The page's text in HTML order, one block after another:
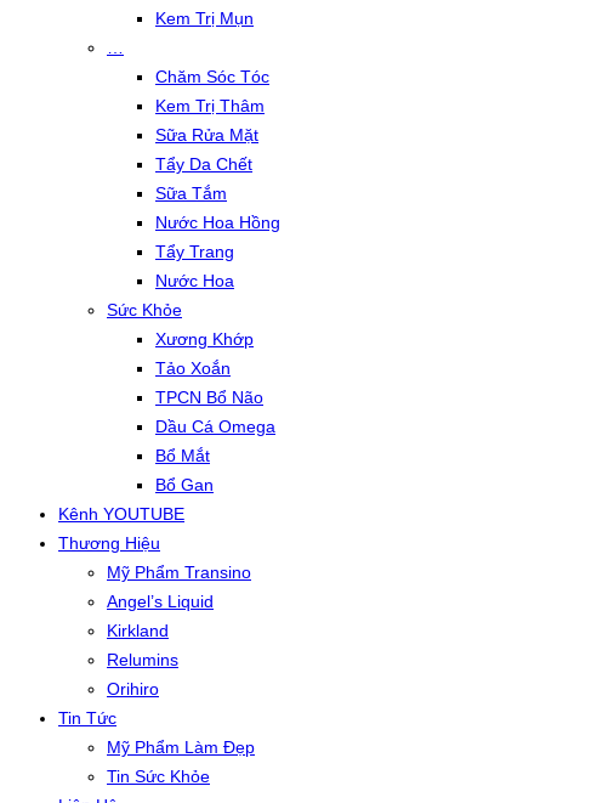
Kem Trị Mụn
Chăm Sóc Tóc
Kem Trị Thâm
Sữa Rửa Mặt
Tẩy Da Chết
Sữa Tắm
Nước Hoa Hồng
Tẩy Trang
Nước Hoa
Sức Khỏe
Xương Khớp
Tảo Xoắn
TPCN Bổ Não
Dầu Cá Omega
Bổ Mắt
Bổ Gan
Kênh YOUTUBE
Thương Hiệu
Mỹ Phẩm Transino
Angel’s Liquid
Kirkland
Relumins
Orihiro
Tin Tức
Mỹ Phẩm Làm Đẹp
Tin Sức Khỏe